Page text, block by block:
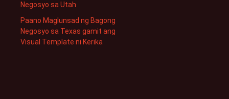
Negosyo sa Utah
Paano Maglunsad ng Bagong
Negosyo sa Texas gamit ang
Visual Template ni Kerika